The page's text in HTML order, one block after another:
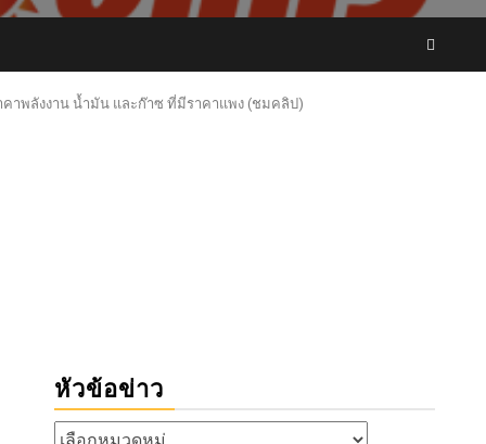
าพลังงาน น้ำมัน และก๊าซ ที่มีราคาแพง (ชมคลิป)
หัวข้อข่าว
หัวข้อ